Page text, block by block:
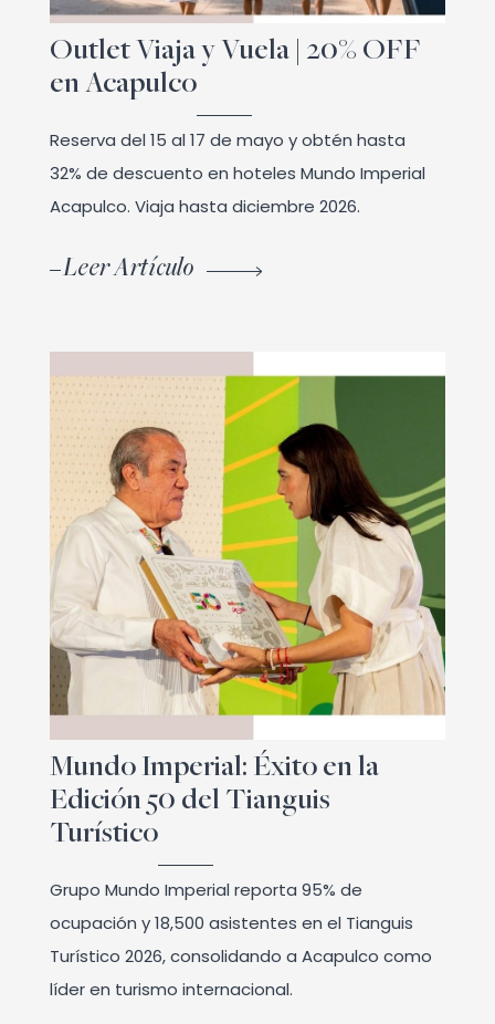
Outlet Viaja y Vuela | 20% OFF
en Acapulco
Reserva del 15 al 17 de mayo y obtén hasta
32% de descuento en hoteles Mundo Imperial
Acapulco. Viaja hasta diciembre 2026.
Leer Artículo
Mundo Imperial: Éxito en la
Edición 50 del Tianguis
Turístico
Grupo Mundo Imperial reporta 95% de
ocupación y 18,500 asistentes en el Tianguis
Turístico 2026, consolidando a Acapulco como
líder en turismo internacional.